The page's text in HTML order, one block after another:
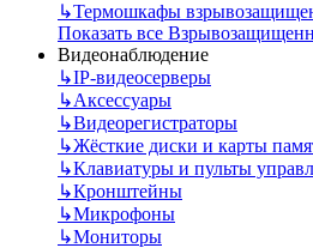
↳Термошкафы
Показать все
Видеонаблюдение
↳IP-видеосерверы
↳Аксессуары
↳Видеорегистраторы
↳Жёсткие диски и карты
↳Клавиатуры и пульты
↳Кронштейны
↳Микрофоны
↳Мониторы